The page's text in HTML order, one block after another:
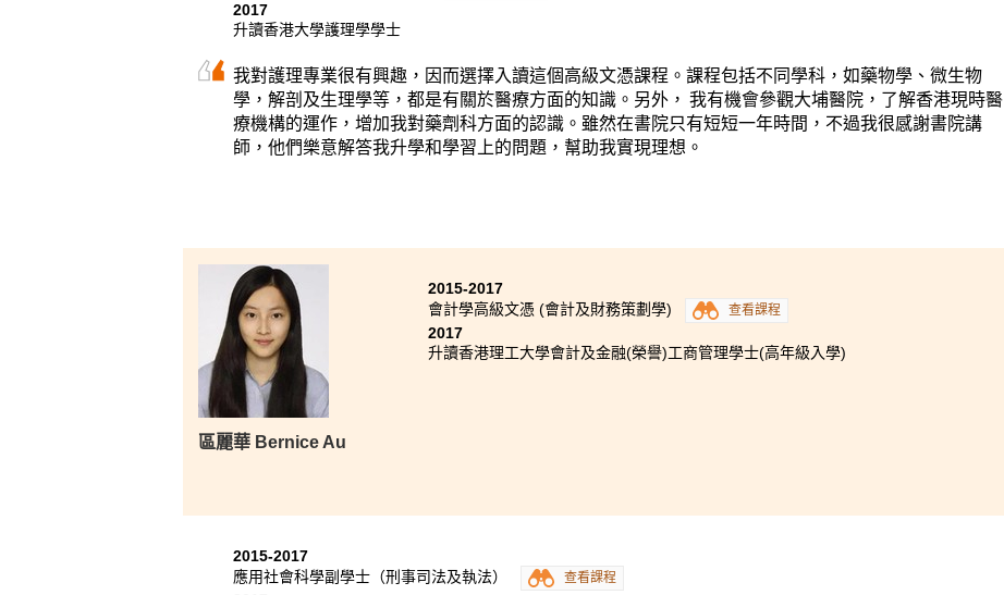
2017
升讀香港大學護理學學士
我對護理專業很有興趣，因而選擇入讀這個高級文憑課程。課程包括不同學科，如藥物學、微生物
學，解剖及生理學等，都是有關於醫療方面的知識。另外， 我有機會參觀大埔醫院，了解香港現時醫
療機構的運作，增加我對藥劑科方面的認識。雖然在書院只有短短一年時間，不過我很感謝書院講
師，他們樂意解答我升學和學習上的問題，幫助我實現理想。
區麗華 Bernice Au
2015-2017
會計學高級文憑 (會計及財務策劃學)
查看課程
2017
升讀香港理工大學會計及金融(榮譽)工商管理學士(高年級入學)
2015-2017
應用社會科學副學士（刑事司法及執法）
查看課程